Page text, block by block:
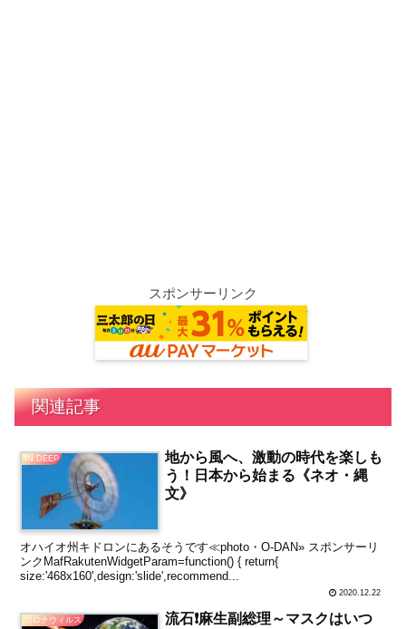
スポンサーリンク
関連記事
IN DEEP
地から風へ、激動の時代を楽しも
う！日本から始まる《ネオ・縄
文》
オハイオ州キドロンにあるそうです≪photo・O-DAN» スポンサーリ
ンクMafRakutenWidgetParam=function() { return{
size:'468x160',design:'slide',recommend...
2020.12.22
コロナウィルス
流石❗麻生副総理～マスクはいつ